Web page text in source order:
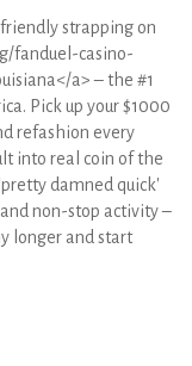
strapping on
fanduel-casino-
a> – the #1
Pick up your $1000
refashion every
into real coin of the
damned quick'
non-stop activity –
longer and start